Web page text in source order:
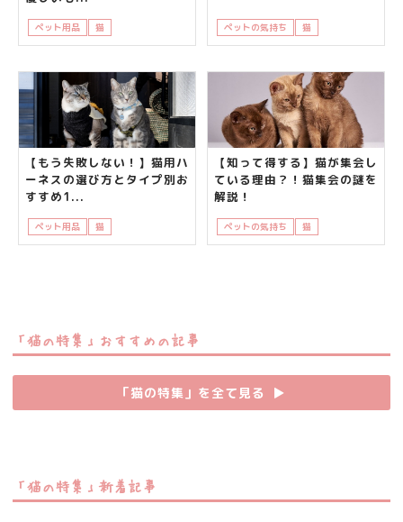
ペット用品 猫 ペットの気持ち 猫
【もう失敗しない！】猫用ハ
ーネスの選び方とタイプ別お
すすめ1...
ペット用品 猫
【知って得する】猫が集会し
ている理由？！猫集会の謎を
解説！
ペットの気持ち 猫
「猫の特集」おすすめの記事
「猫の特集」を全て見る ▶︎
「猫の特集」新着記事